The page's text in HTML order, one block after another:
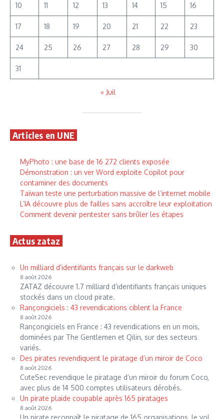
10 11 12 13 14 15 16
17 18 19 20 21 22 23
24 25 26 27 28 29 30
31
« Juil
Articles en UNE
MyPhoto : une base de 16 272 clients exposée
Démonstration : un ver Word exploite Copilot pour
contaminer des documents
Taïwan teste une perturbation massive de l’internet mobile
L’IA découvre plus de failles sans accroître leur exploitation
Comment devenir pentester sans brûler les étapes
Actus zataz
Un milliard d’identifiants français sur le darkweb
8 août 2026
ZATAZ découvre 1.7 milliard d’identifiants français uniques
stockés dans un cloud pirate.
Rançongiciels : 43 revendications ciblent la France
8 août 2026
Rançongiciels en France : 43 revendications en un mois,
dominées par The Gentlemen et Qilin, sur des secteurs
variés.
Des pirates revendiquent le piratage d’un miroir de Coco
8 août 2026
CuteSec revendique le piratage d’un miroir du forum Coco,
avec plus de 14 500 comptes utilisateurs dérobés.
Un pirate plaide coupable après 165 piratages
8 août 2026
Un pirate reconnaît le piratage de 165 organisations, le vol